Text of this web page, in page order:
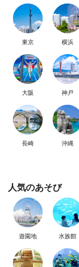
東京 横浜
大阪 神戸
長崎 沖縄
人気のあそび
遊園地 水族館